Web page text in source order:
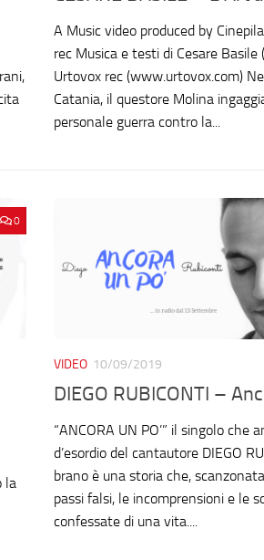
A Music video produced by
rec Musica e testi di Cesare Basile
Urtovox rec (www.urtovox.com)
Catania, il questore Molina
personale guerra contro la...
0
la
VIDEO 10/09/2019
DIEGO RUBICONTI –
“ANCORA UN PO’” il singolo che
d’esordio del cantautore DIEGO
brano è una storia che,
passi falsi, le incomprensioni e le
confessate di una vita....